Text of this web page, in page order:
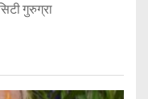
गुरुग्रा